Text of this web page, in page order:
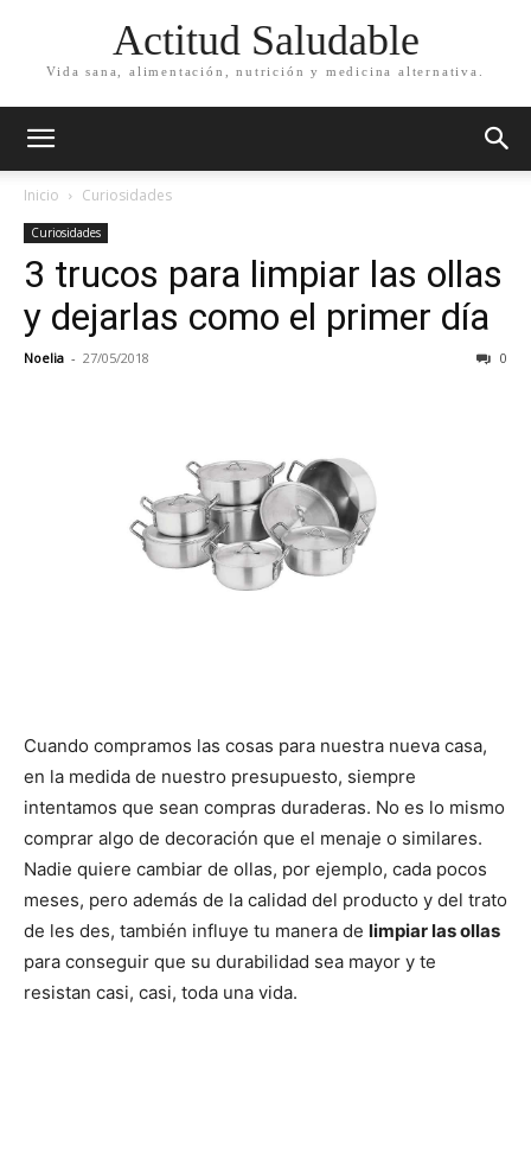
Actitud Saludable
Vida sana, alimentación, nutrición y medicina alternativa.
Inicio Curiosidades
Curiosidades
3 trucos para limpiar las ollas
y dejarlas como el primer día
Noelia - 27/05/2018 0
Cuando compramos las cosas para nuestra nueva casa,
en la medida de nuestro presupuesto, siempre
intentamos que sean compras duraderas. No es lo mismo
comprar algo de decoración que el menaje o similares.
Nadie quiere cambiar de ollas, por ejemplo, cada pocos
meses, pero además de la calidad del producto y del trato
de les des, también influye tu manera de limpiar las ollas
para conseguir que su durabilidad sea mayor y te
resistan casi, casi, toda una vida.